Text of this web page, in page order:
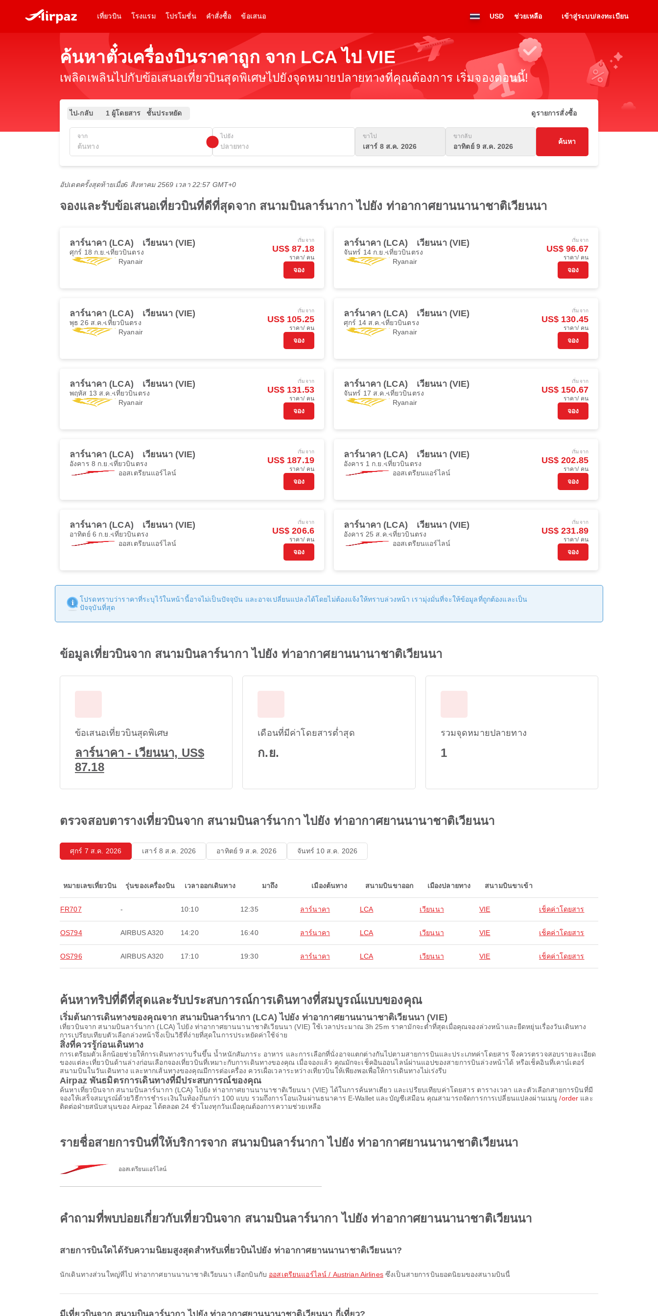
เที่ยวบิน โรงแรม โปรโมชั่น คำสั่งซื้อ ข้อเสนอ USD ช่วยเหลือ เข้าสู่ระบบ/ลงทะเบียน
ค้นหาตั๋วเครื่องบินราคาถูก จาก LCA ไป VIE
เพลิดเพลินไปกับข้อเสนอเที่ยวบินสุดพิเศษไปยังจุดหมายปลายทางที่คุณต้องการ เริ่มจองตอนนี้!
ไป-กลับ 1 ผู้โดยสาร ชั้นประหยัด ดูรายการสั่งซื้อ
จาก ไปยัง ขาไป
เสาร์ 8 ส.ค. 2026
ขากลับ
อาทิตย์ 9 ส.ค. 2026
ค้นหา
อัปเดตครั้งสุดท้ายเมื่อ6 สิงหาคม 2569 เวลา 22:57 GMT+0
จองและรับข้อเสนอเที่ยวบินที่ดีที่สุดจาก สนามบินลาร์นากา ไปยัง ท่าอากาศยานนานาชาติเวียนนา
ลาร์นาคา (LCA) เวียนนา (VIE)
ศุกร์ 18 ก.ย. เที่ยวบินตรง
Ryanair
เริ่มจาก
US$ 87.18
ราคา/ คน
จอง
ลาร์นาคา (LCA) เวียนนา (VIE)
จันทร์ 14 ก.ย. เที่ยวบินตรง
Ryanair
เริ่มจาก
US$ 96.67
ราคา/ คน
จอง
ลาร์นาคา (LCA) เวียนนา (VIE)
พุธ 26 ส.ค. เที่ยวบินตรง
Ryanair
เริ่มจาก
US$ 105.25
ราคา/ คน
จอง
ลาร์นาคา (LCA) เวียนนา (VIE)
ศุกร์ 14 ส.ค. เที่ยวบินตรง
Ryanair
เริ่มจาก
US$ 130.45
ราคา/ คน
จอง
ลาร์นาคา (LCA) เวียนนา (VIE)
พฤหัส 13 ส.ค. เที่ยวบินตรง
Ryanair
เริ่มจาก
US$ 131.53
ราคา/ คน
จอง
ลาร์นาคา (LCA) เวียนนา (VIE)
จันทร์ 17 ส.ค. เที่ยวบินตรง
Ryanair
เริ่มจาก
US$ 150.67
ราคา/ คน
จอง
ลาร์นาคา (LCA) เวียนนา (VIE)
อังคาร 8 ก.ย. เที่ยวบินตรง
ออสเตรียนแอร์ไลน์
เริ่มจาก
US$ 187.19
ราคา/ คน
จอง
ลาร์นาคา (LCA) เวียนนา (VIE)
อังคาร 1 ก.ย. เที่ยวบินตรง
ออสเตรียนแอร์ไลน์
เริ่มจาก
US$ 202.85
ราคา/ คน
จอง
ลาร์นาคา (LCA) เวียนนา (VIE)
อาทิตย์ 6 ก.ย. เที่ยวบินตรง
ออสเตรียนแอร์ไลน์
เริ่มจาก
US$ 206.6
ราคา/ คน
จอง
ลาร์นาคา (LCA) เวียนนา (VIE)
อังคาร 25 ส.ค. เที่ยวบินตรง
ออสเตรียนแอร์ไลน์
เริ่มจาก
US$ 231.89
ราคา/ คน
จอง
โปรดทราบว่าราคาที่ระบุไว้ในหน้านี้อาจไม่เป็นปัจจุบัน และอาจเปลี่ยนแปลงได้โดยไม่ต้องแจ้งให้ทราบล่วงหน้า เรามุ่งมั่นที่จะให้ข้อมูลที่ถูกต้องและเป็น
ปัจจุบันที่สุด
ข้อมูลเที่ยวบินจาก สนามบินลาร์นากา ไปยัง ท่าอากาศยานนานาชาติเวียนนา
ข้อเสนอเที่ยวบินสุดพิเศษ
ลาร์นาคา - เวียนนา, US$
87.18
เดือนที่มีค่าโดยสารต่ำสุด
ก.ย.
รวมจุดหมายปลายทาง
1
ตรวจสอบตารางเที่ยวบินจาก สนามบินลาร์นากา ไปยัง ท่าอากาศยานนานาชาติเวียนนา
ศุกร์ 7 ส.ค. 2026 เสาร์ 8 ส.ค. 2026 อาทิตย์ 9 ส.ค. 2026 จันทร์ 10 ส.ค. 2026
หมายเลขเที่ยวบิน รุ่นของเครื่องบิน เวลาออกเดินทาง มาถึง เมืองต้นทาง สนามบินขาออก เมืองปลายทาง สนามบินขาเข้า
FR707 - 10:10 12:35 ลาร์นาคา LCA เวียนนา VIE เช็คค่าโดยสาร
OS794 AIRBUS A320 14:20 16:40 ลาร์นาคา LCA เวียนนา VIE เช็คค่าโดยสาร
OS796 AIRBUS A320 17:10 19:30 ลาร์นาคา LCA เวียนนา VIE เช็คค่าโดยสาร
ค้นหาทริปที่ดีที่สุดและรับประสบการณ์การเดินทางที่สมบูรณ์แบบของคุณ
เริ่มต้นการเดินทางของคุณจาก สนามบินลาร์นากา (LCA) ไปยัง ท่าอากาศยานนานาชาติเวียนนา (VIE)
เที่ยวบินจาก สนามบินลาร์นากา (LCA) ไปยัง ท่าอากาศยานนานาชาติเวียนนา (VIE) ใช้เวลาประมาณ 3h 25m ราคามักจะต่ำที่สุดเมื่อคุณจองล่วงหน้าและยืดหยุ่นเรื่องวันเดินทาง
การเปรียบเทียบตัวเลือกล่วงหน้าจึงเป็นวิธีที่ง่ายที่สุดในการประหยัดค่าใช้จ่าย
สิ่งที่ควรรู้ก่อนเดินทาง
การเตรียมตัวเล็กน้อยช่วยให้การเดินทางราบรื่นขึ้น น้ำหนักสัมภาระ อาหาร และการเลือกที่นั่งอาจแตกต่างกันไปตามสายการบินและประเภทค่าโดยสาร จึงควรตรวจสอบรายละเอียด
ของแต่ละเที่ยวบินด้านล่างก่อนเลือกจองเที่ยวบินที่เหมาะกับการเดินทางของคุณ เมื่อจองแล้ว คุณมักจะเช็คอินออนไลน์ผ่านแอปของสายการบินล่วงหน้าได้ หรือเช็คอินที่เคาน์เตอร์
สนามบินในวันเดินทาง และหากเส้นทางของคุณมีการต่อเครื่อง ควรเผื่อเวลาระหว่างเที่ยวบินให้เพียงพอเพื่อให้การเดินทางไม่เร่งรีบ
Airpaz พันธมิตรการเดินทางที่มีประสบการณ์ของคุณ
ค้นหาเที่ยวบินจาก สนามบินลาร์นากา (LCA) ไปยัง ท่าอากาศยานนานาชาติเวียนนา (VIE) ได้ในการค้นหาเดียว และเปรียบเทียบค่าโดยสาร ตารางเวลา และตัวเลือกสายการบินที่มี
จองให้เสร็จสมบูรณ์ด้วยวิธีการชำระเงินในท้องถิ่นกว่า 100 แบบ รวมถึงการโอนเงินผ่านธนาคาร E-Wallet และบัญชีเสมือน คุณสามารถจัดการการเปลี่ยนแปลงผ่านเมนู/order และ
ติดต่อฝ่ายสนับสนุนของ Airpaz ได้ตลอด 24 ชั่วโมงทุกวันเมื่อคุณต้องการความช่วยเหลือ
รายชื่อสายการบินที่ให้บริการจาก สนามบินลาร์นากา ไปยัง ท่าอากาศยานนานาชาติเวียนนา
ออสเตรียนแอร์ไลน์
คำถามที่พบบ่อยเกี่ยวกับเที่ยวบินจาก สนามบินลาร์นากา ไปยัง ท่าอากาศยานนานาชาติเวียนนา
สายการบินใดได้รับความนิยมสูงสุดสำหรับเที่ยวบินไปยัง ท่าอากาศยานนานาชาติเวียนนา?
นักเดินทางส่วนใหญ่ที่ไป ท่าอากาศยานนานาชาติเวียนนา เลือกบินกับ ออสเตรียนแอร์ไลน์ / Austrian Airlinesซึ่งเป็นสายการบินยอดนิยมของสนามบินนี้
มีเที่ยวบินจาก สนามบินลาร์นากา ไปยัง ท่าอากาศยานนานาชาติเวียนนา กี่เที่ยว?